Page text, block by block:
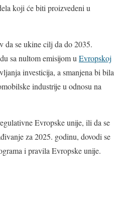
koji će biti proizvedeni u
da se ukine cilj da do 2035.
sa nultom emisijom uEvropskoj
investicija, a smanjena bi bila
industrije u odnosu na
Evropske unije, ili da se
za 2025. godinu, dovodi se
i pravila Evropske unije.